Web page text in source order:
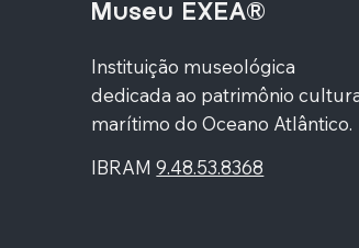
Museu EXEA®
Instituição museológica
dedicada ao patrimônio
marítimo do Oceano Atlântico.
IBRAM9.48.53.8368